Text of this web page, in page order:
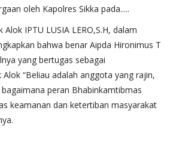
oleh Kapolres Sikka pada.....
IPTU LUSIA LERO,S.H, dalam
bahwa benar Aipda Hironimus T
yang bertugas sebagai
“Beliau adalah anggota yang rajin,
peran Bhabinkamtibmas
keamanan dan ketertiban masyarakat